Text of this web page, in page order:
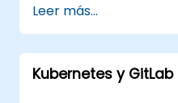
conceptos centrales
de trabajo diario,
ramificación y fusión,
migración de flujo de
Leer más...
Kubernetes y GitLab